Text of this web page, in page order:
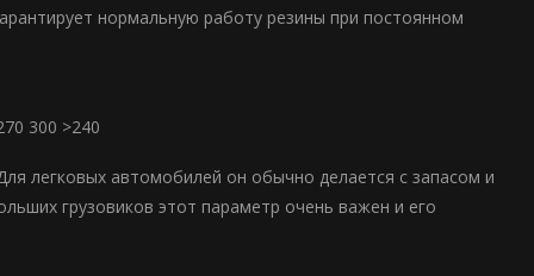
нормальную работу резины при постоянном
300 >240
легковых автомобилей он обычно делается с запасом и
грузовиков этот параметр очень важен и его